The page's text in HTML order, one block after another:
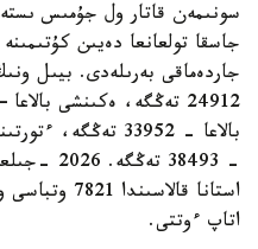
سونىمەن قاتار ول جۇمىس
جاسقا تولعانعا دەيىن
جاردەماقى بەرىلەدى. بيىل
بالاعا - 33952
استانا
اتاپ ءوتتى.